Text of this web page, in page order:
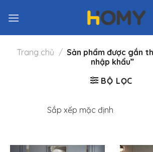
Trang chủ / Sản phẩm được gắn
nhập khẩu”
BỘ LỌC